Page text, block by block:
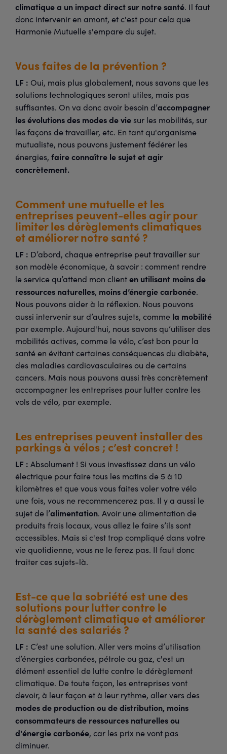
climatique a un impact direct sur notre santé. Il faut
donc intervenir en amont, et c'est pour cela que
Harmonie Mutuelle s'empare du sujet.
Vous faites de la prévention ?
LF : Oui, mais plus globalement, nous savons que les
solutions technologiques seront utiles, mais pas
suffisantes. On va donc avoir besoin d’accompagner
les évolutions des modes de vie sur les mobilités, sur
les façons de travailler, etc. En tant qu'organisme
mutualiste, nous pouvons justement fédérer les
énergies, faire connaître le sujet et agir
concrètement.
Comment une mutuelle et les
entreprises peuvent-elles agir pour
limiter les dérèglements climatiques
et améliorer notre santé ?
LF : D’abord, chaque entreprise peut travailler sur
son modèle économique, à savoir : comment rendre
le service qu’attend mon clienten utilisant moins de
ressources naturelles, moins d’énergie carbonée.
Nous pouvons aider à la réflexion. Nous pouvons
aussi intervenir sur d’autres sujets, comme la mobilité
par exemple. Aujourd'hui, nous savons qu’utiliser des
mobilités actives, comme le vélo, c’est bon pour la
santé en évitant certaines conséquences du diabète,
des maladies cardiovasculaires ou de certains
cancers. Mais nous pouvons aussi très concrètement
accompagner les entreprises pour lutter contre les
vols de vélo, par exemple.
Les entreprises peuvent installer des
parkings à vélos ; c’est concret !
LF : Absolument ! Si vous investissez dans un vélo
électrique pour faire tous les matins de 5 à 10
kilomètres et que vous vous faites voler votre vélo
une fois, vous ne recommencerez pas. Il y a aussi le
sujet de l’alimentation. Avoir une alimentation de
produits frais locaux, vous allez le faire s’ils sont
accessibles. Mais si c'est trop compliqué dans votre
vie quotidienne, vous ne le ferez pas. Il faut donc
traiter ces sujets-là.
Est-ce que la sobriété est une des
solutions pour lutter contre le
dérèglement climatique et améliorer
la santé des salariés ?
LF : C’est une solution. Aller vers moins d’utilisation
d’énergies carbonées, pétrole ou gaz, c'est un
élément essentiel de lutte contre le dérèglement
climatique. De toute façon, les entreprises vont
devoir, à leur façon et à leur rythme, aller vers des
modes de production ou de distribution, moins
consommateurs de ressources naturelles ou
d'énergie carbonée, car les prix ne vont pas
diminuer.